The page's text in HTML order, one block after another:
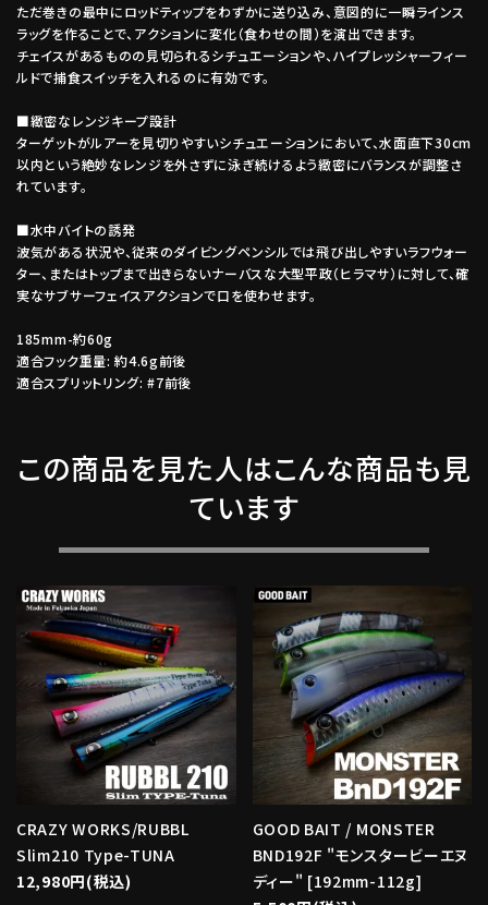
ただ巻きの最中にロッドティップをわずかに送り込み、意図的に一瞬ラインス
ラッグを作ることで、アクションに変化（食わせの間）を演出できます。
チェイスがあるものの見切られるシチュエーションや、ハイプレッシャーフィー
ルドで捕食スイッチを入れるのに有効です。
■緻密なレンジキープ設計
ターゲットがルアーを見切りやすいシチュエーションにおいて、水面直下30cm
以内という絶妙なレンジを外さずに泳ぎ続けるよう緻密にバランスが調整さ
れています。
■水中バイトの誘発
波気がある状況や、従来のダイビングペンシルでは飛び出しやすいラフウォー
ター、またはトップまで出きらないナーバスな大型平政（ヒラマサ）に対して、確
実なサブサーフェイスアクションで口を使わせます。
185mm-約60g
適合フック重量: 約4.6g前後
適合スプリットリング: #7前後
この商品を見た人はこんな商品も見
ています
CRAZY WORKS/RUBBL
Slim210 Type-TUNA
12,980円(税込)
GOOD BAIT / MONSTER
BND192F "モンスタービーエヌ
ディー" [192mm-112g]